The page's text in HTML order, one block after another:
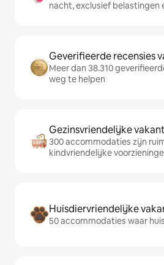
nacht, exclusief belastingen
Geverifieerde recensies
Meer dan 38.310
weg te helpen
Gezinsvriendelijke
300 accommodaties zijn
kindvriendelijke
Huisdiervriendelijke
50 accommodaties waar